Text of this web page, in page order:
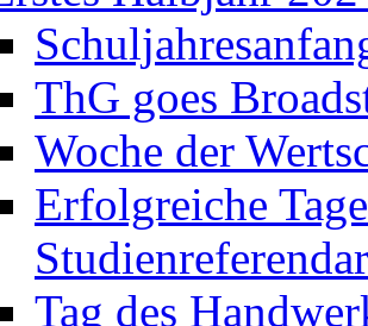
ThG goes
Woche der
Erfolgreiche
Tag des